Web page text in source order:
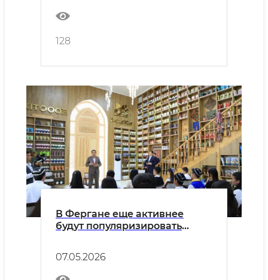
128
В Фергане еще активнее
будут популяризировать
07.05.2026